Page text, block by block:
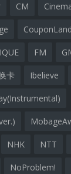
CM
CouponLand
FM
卡 Ibelieve
NHK NTT
NoProblem!